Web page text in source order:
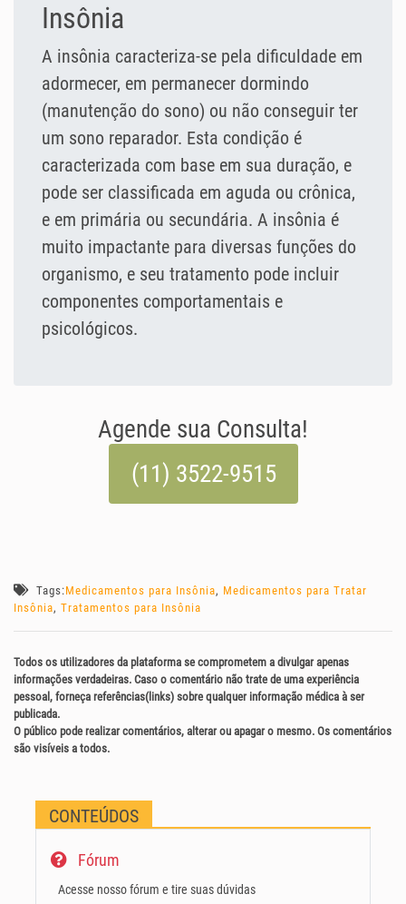
Insônia
A insônia caracteriza-se pela dificuldade em
adormecer, em permanecer dormindo
(manutenção do sono) ou não conseguir ter
um sono reparador. Esta condição é
caracterizada com base em sua duração, e
pode ser classificada em aguda ou crônica,
e em primária ou secundária. A insônia é
muito impactante para diversas funções do
organismo, e seu tratamento pode incluir
componentes comportamentais e
psicológicos.
Agende sua Consulta!
(11) 3522-9515
Tags:Medicamentos para Insônia, Medicamentos para Tratar
Insônia, Tratamentos para Insônia
Todos os utilizadores da plataforma se comprometem a divulgar apenas
informações verdadeiras. Caso o comentário não trate de uma experiência
pessoal, forneça referências(links) sobre qualquer informação médica à ser
publicada.
O público pode realizar comentários, alterar ou apagar o mesmo. Os comentários
são visíveis a todos.
CONTEÚDOS
Fórum
Acesse nosso fórum e tire suas dúvidas